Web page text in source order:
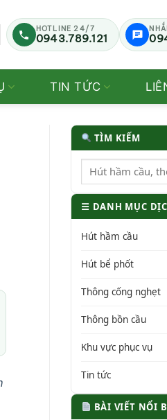
HOTLINE 24/7
0943.789.121
TIN TỨC
TÌM KIẾM
☰ DANH MỤC
Hút hầm cầu
Hút bể phốt
Thông cống nghẹt
Thông bồn cầu
Khu vực phục vụ
Tin tức
BÀI VIẾT NỔI